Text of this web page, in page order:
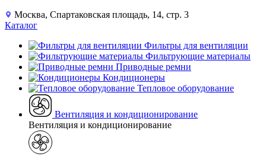
Москва, Спартаковская площадь, 14, стр. 3
Каталог
Фильтры для вентиляции
Фильтрующие материалы
Приводные ремни
Кондиционеры
Тепловое оборудование
Вентиляция и кондиционирование
Вентиляция и кондиционирование